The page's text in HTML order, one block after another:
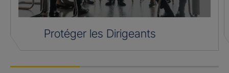
Protéger les Dirigeants